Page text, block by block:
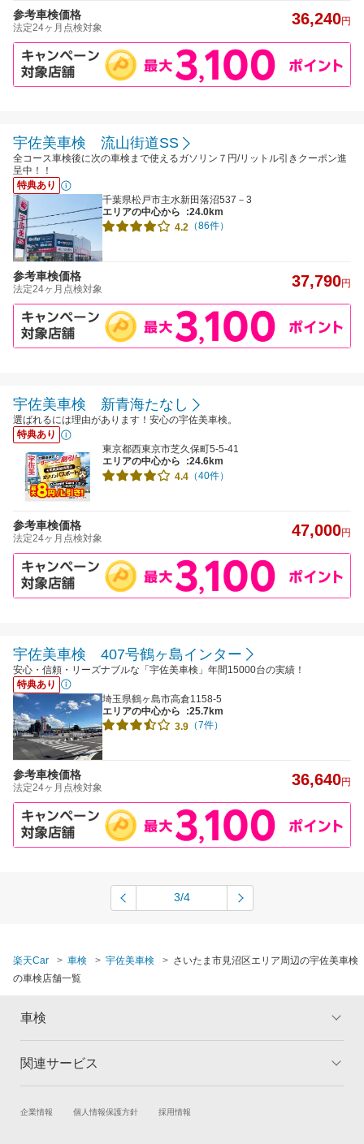
参考車検価格
法定24ヶ月点検対象 36,240円
宇佐美車検 流山街道SS
全コース車検後に次の車検まで使えるガソリン７円/リットル引きクーポン進
呈中！！
特典あり
千葉県松戸市主水新田落沼537－3
エリアの中心から
:24.0km
4.2 （86件）
参考車検価格
法定24ヶ月点検対象 37,790円
宇佐美車検 新青海たなし
選ばれるには理由があります！安心の宇佐美車検。
特典あり
東京都西東京市芝久保町5-5-41
エリアの中心から
:24.6km
4.4 （40件）
参考車検価格
法定24ヶ月点検対象 47,000円
宇佐美車検 407号鶴ヶ島インター
安心・信頼・リーズナブルな「宇佐美車検」年間15000台の実績！
特典あり
埼玉県鶴ヶ島市高倉1158-5
エリアの中心から
:25.7km
3.9 （7件）
参考車検価格
法定24ヶ月点検対象 36,640円
3/4
楽天Car 車検 宇佐美車検
さいたま市見沼区エリア周辺の宇佐美車検
の車検店舗一覧
車検
トップ
車検の基礎知識 キャンペーン一覧
関連サービス
試乗・商談 新車購入
企業情報 個人情報保護方針 採用情報